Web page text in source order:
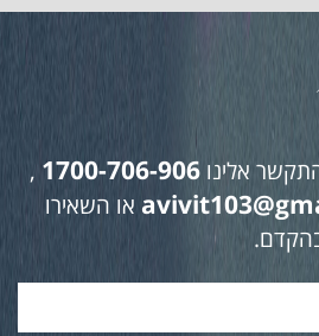
אלינו 1700-706-906
,
או השאירו